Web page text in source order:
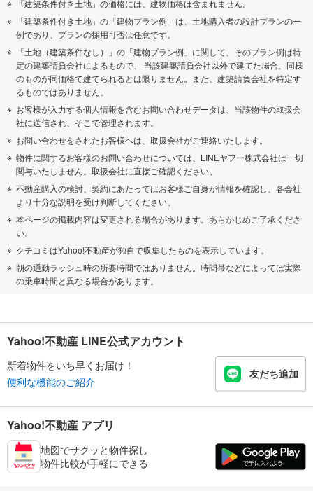
「建築条件付き土地」の価格には、建物価格は含まれません。
「建築条件付き土地」の「建物プラン例」は、土地購入者の設計プランの一
例であり、プランの採用可否は任意です。
「土地（建築条件なし）」の「建物プラン例」に関して、そのプラン例は特
定の建築請負会社によるもので、 当該建築請負会社以外で建てた場合、同様
のものが同価格で建てられるとは限りません。また、建築請負会社を特定す
るものではありません。
お客様が入力する個人情報を含むお問い合わせデータは、当該物件の取扱会
社に送信され、そこで管理されます。
お問い合わせをされたお客様へは、取扱会社がご連絡いたします。
物件に関するお客様のお問い合わせについては、LINEヤフー株式会社は一切
関与いたしません。取扱会社に直接ご確認ください。
不動産購入の検討、契約にあたってはお客様ご自身が情報を確認し、各会社
より十分な説明を受け判断してください。
本ページの掲載内容は変更される場合があります。あらかじめご了承くださ
い。
クチコミはYahoo!不動産が独自で収集したものを表示しています。
朝の通勤ラッシュ時の所要時間ではありません。時間帯などによっては実際
の乗車時間と異なる場合があります。
Yahoo!不動産 LINE公式アカウント
新着物件をいち早くお届け！
便利な機能のご紹介
友だち追加
Yahoo!不動産 アプリ
地図でサクッと物件探し
物件比較が手軽にできる